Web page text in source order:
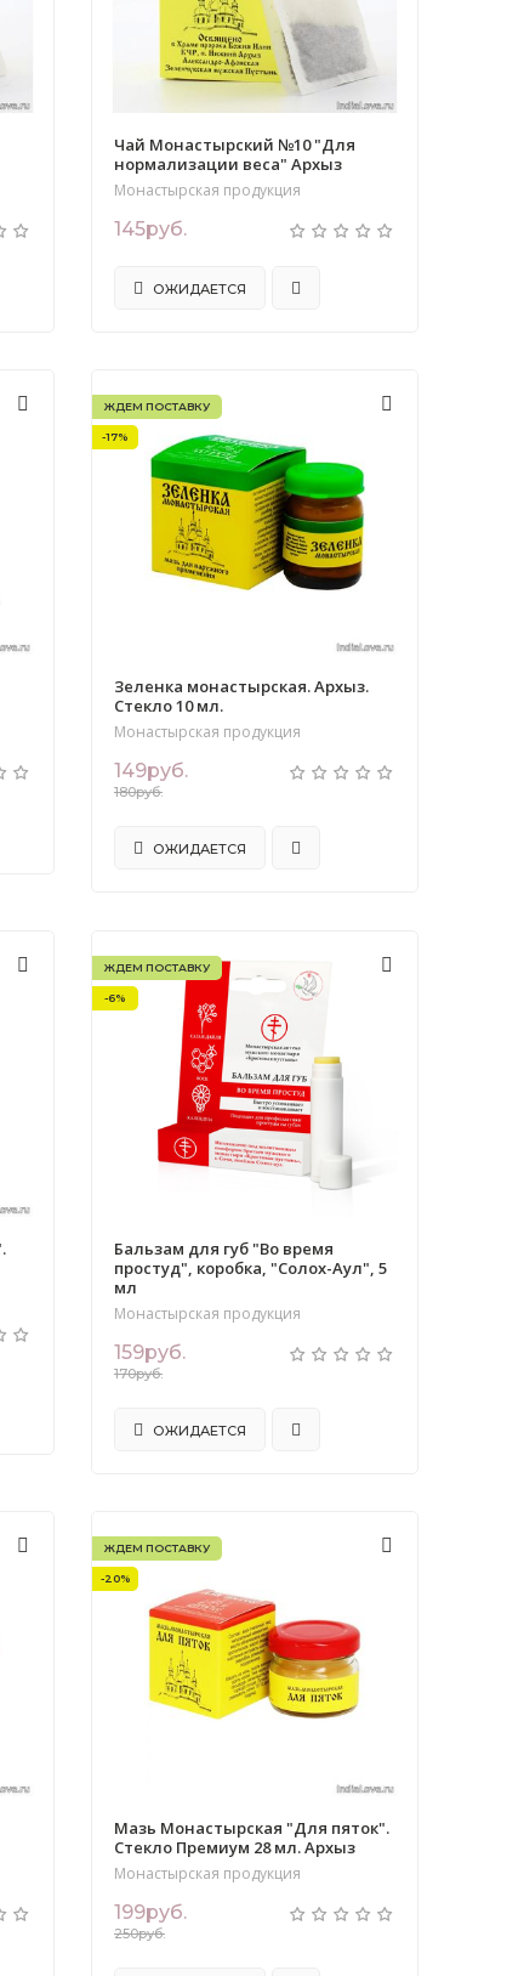
Чай Монастырский №10 "Для
нормализации веса" Архыз
Монастырская продукция
145руб.
ОЖИДАЕТСЯ
ЖДЕМ ПОСТАВКУ
-17%
Зеленка монастырская. Архыз.
Стекло 10 мл.
Монастырская продукция
149руб.
180руб.
ОЖИДАЕТСЯ
ЖДЕМ ПОСТАВКУ
-6%
Бальзам для губ "Во время
простуд", коробка, "Солох-Аул", 5
мл
Монастырская продукция
159руб.
170руб.
ОЖИДАЕТСЯ
ЖДЕМ ПОСТАВКУ
-20%
Мазь Монастырская "Для пяток".
Стекло Премиум 28 мл. Архыз
Монастырская продукция
199руб.
250руб.